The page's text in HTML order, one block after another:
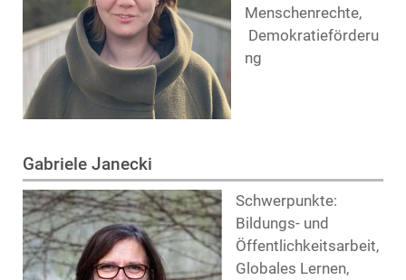
Menschenrechte,
Demokratieförderu
ng
Gabriele Janecki
Schwerpunkte:
Bildungs- und
Öffentlichkeitsarbeit,
Globales Lernen,